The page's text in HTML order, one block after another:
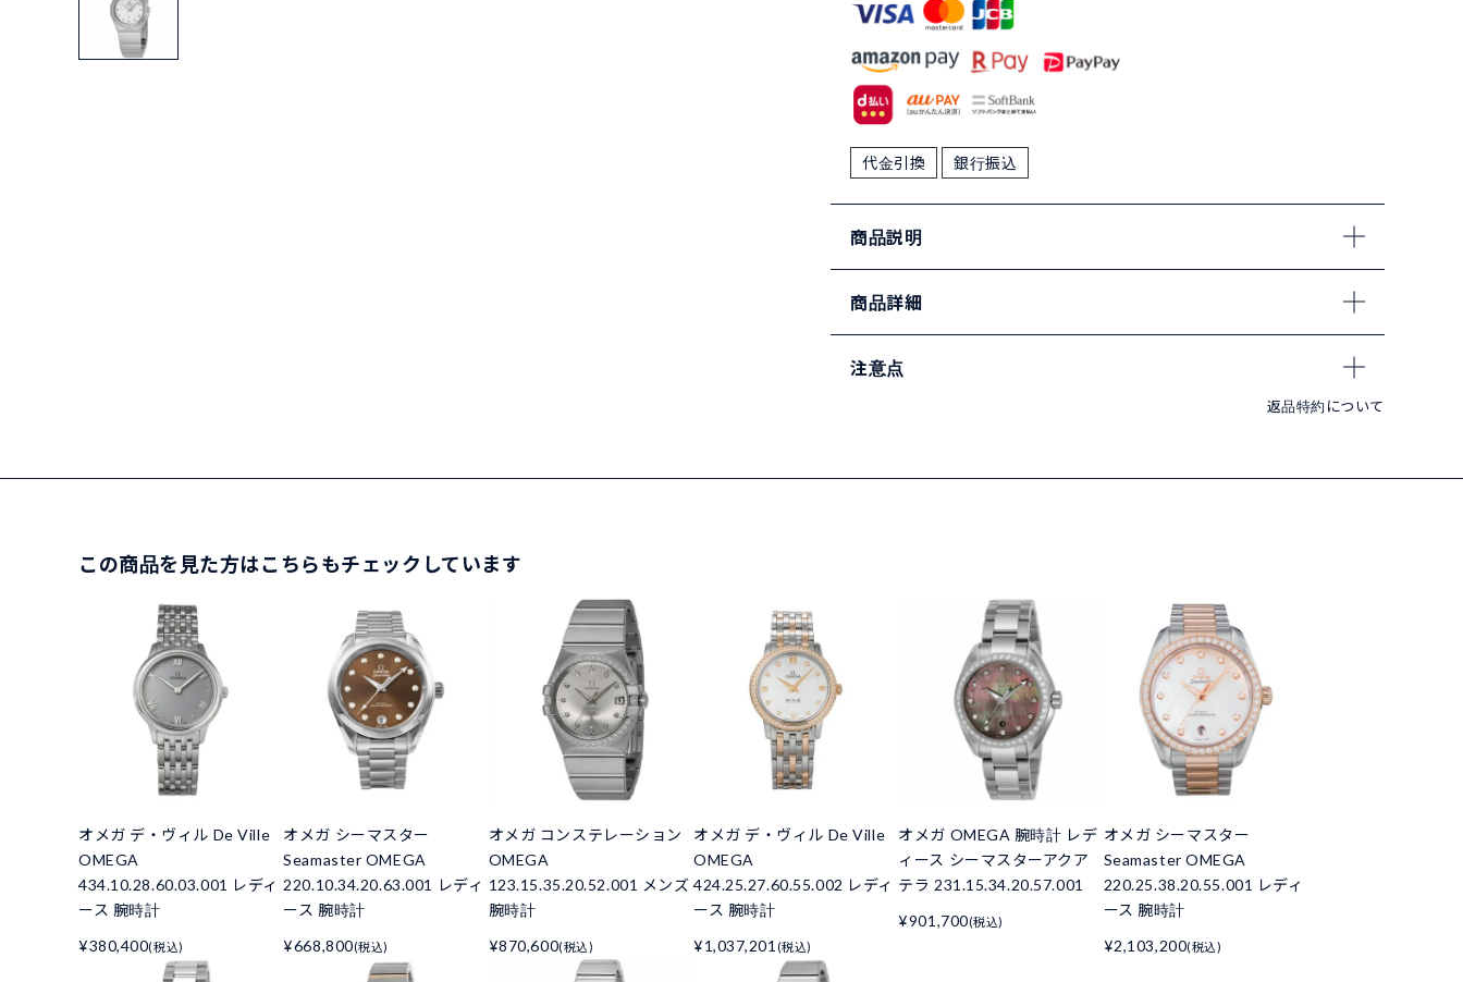
代金引換 銀行振込
商品説明
商品詳細
注意点
返品特約について
この商品を見た方はこちらもチェックしています
オメガ デ・ヴィル De Ville
OMEGA
434.10.28.60.03.001 レディ
ース 腕時計
¥380,400(税込)
オメガ シーマスター
Seamaster OMEGA
220.10.34.20.63.001 レディ
ース 腕時計
¥668,800(税込)
オメガ コンステレーション
OMEGA
123.15.35.20.52.001 メンズ
腕時計
¥870,600(税込)
オメガ デ・ヴィル De Ville
OMEGA
424.25.27.60.55.002 レディ
ース 腕時計
¥1,037,201 (税込)
オメガ OMEGA 腕時計 レデ
ィース シーマスターアクア
テラ 231.15.34.20.57.001
¥901,700(税込)
オメガ シーマスター
Seamaster OMEGA
220.25.38.20.55.001 レディ
ース 腕時計
¥2,103,200(税込)